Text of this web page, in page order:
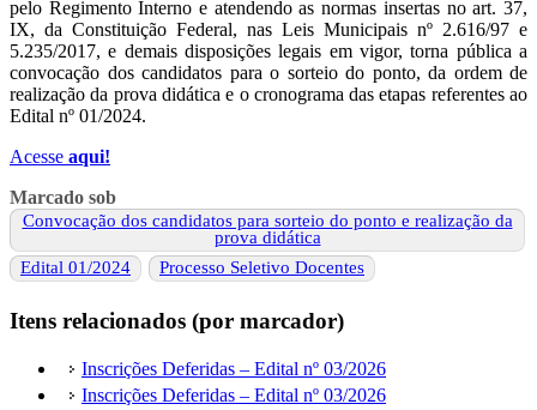
pelo Regimento Interno e atendendo as normas insertas no art. 37,
IX, da Constituição Federal, nas Leis Municipais nº 2.616/97 e
5.235/2017, e demais disposições legais em vigor, torna pública a
convocação dos candidatos para o sorteio do ponto, da ordem de
realização da prova didática e o cronograma das etapas referentes ao
Edital nº 01/2024.
Acesse aqui!
Marcado sob
Convocação dos candidatos para sorteio do ponto e realização da
prova didática
Edital 01/2024
Processo Seletivo Docentes
Itens relacionados (por marcador)
Inscrições Deferidas – Edital nº 03/2026
Inscrições Deferidas – Edital nº 03/2026